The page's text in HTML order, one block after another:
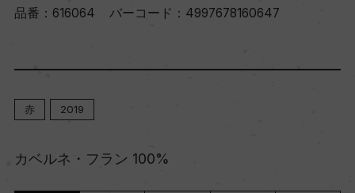
品番： 616064 バーコード： 4997678160647
赤 2019
カベルネ・フラン 100%